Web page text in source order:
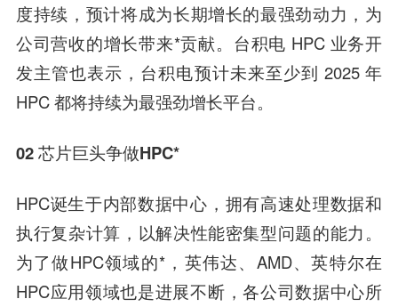
度持续，预计将成为长期增长的最强劲动力，为
公司营收的增长带来*贡献。台积电 HPC 业务开
发主管也表示，台积电预计未来至少到 2025 年
HPC 都将持续为最强劲增长平台。
02芯片巨头争做HPC*
HPC诞生于内部数据中心，拥有高速处理数据和
执行复杂计算，以解决性能密集型问题的能力。
为了做HPC领域的*，英伟达、AMD、英特尔在
HPC应用领域也是进展不断，各公司数据中心所